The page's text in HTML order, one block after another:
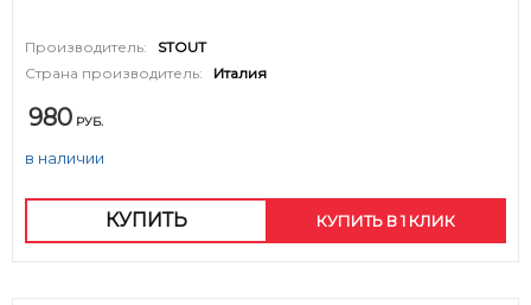
Производитель:
STOUT
Страна производитель:
Италия
980 РУБ.
в наличии
КУПИТЬ КУПИТЬ В 1 КЛИК